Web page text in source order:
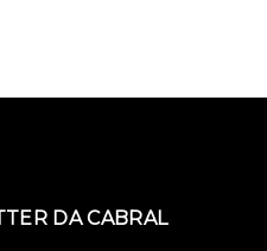
DA CABRAL